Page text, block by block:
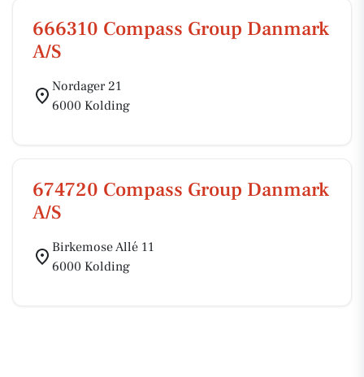
666310 Compass Group Danmark
A/S
Nordager 21
6000 Kolding
674720 Compass Group Danmark
A/S
Birkemose Allé 11
6000 Kolding